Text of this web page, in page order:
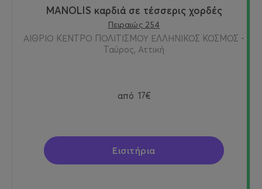
MANOLIS καρδιά σε τέσσερις χορδές
Πειραιώς 254
ΑΙΘΡΙΟ ΚΕΝΤΡΟ ΠΟΛΙΤΙΣΜΟΥ ΕΛΛΗΝΙΚΟΣ ΚΟΣΜΟΣ -
Ταύρος, Αττική
από 17€
Εισιτήρια